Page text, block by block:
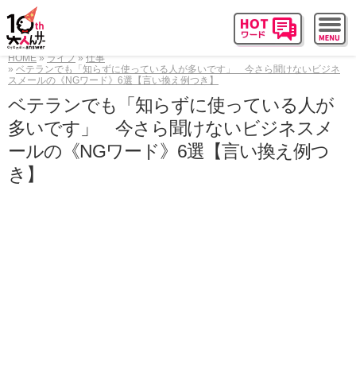
HOME ライフ
仕事
ベテランでも「知らずに使っている人が多いです」 今さら聞けないビジネ
スメールの《NGワード》6選【言い換え例つき】
ベテランでも「知らずに使っている人が
多いです」 今さら聞けないビジネスメ
ールの《NGワード》6選【言い換え例つ
き】